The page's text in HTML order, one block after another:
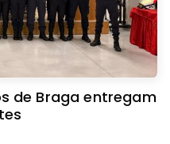
de Braga entregam